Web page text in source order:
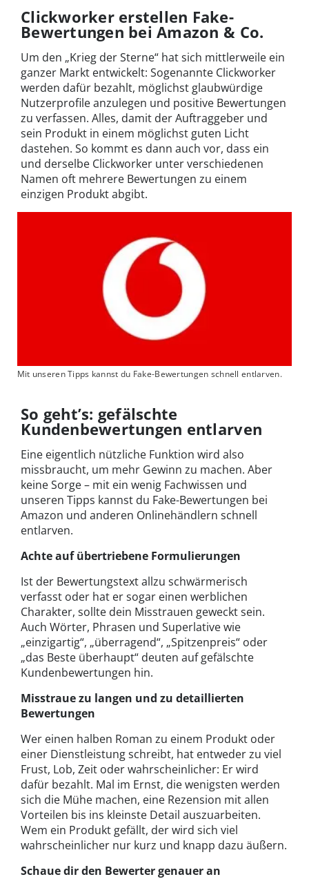
Clickworker erstellen Fake-
Bewertungen bei Amazon & Co.
Um den „Krieg der Sterne“ hat sich mittlerweile ein
ganzer Markt entwickelt: Sogenannte Clickworker
werden dafür bezahlt, möglichst glaubwürdige
Nutzerprofile anzulegen und positive Bewertungen
zu verfassen. Alles, damit der Auftraggeber und
sein Produkt in einem möglichst guten Licht
dastehen. So kommt es dann auch vor, dass ein
und derselbe Clickworker unter verschiedenen
Namen oft mehrere Bewertungen zu einem
einzigen Produkt abgibt.
Mit unseren Tipps kannst du Fake-Bewertungen schnell entlarven.
So geht’s: gefälschte
Kundenbewertungen entlarven
Eine eigentlich nützliche Funktion wird also
missbraucht, um mehr Gewinn zu machen. Aber
keine Sorge – mit ein wenig Fachwissen und
unseren Tipps kannst du Fake-Bewertungen bei
Amazon und anderen Onlinehändlern schnell
entlarven.
Achte auf übertriebene Formulierungen
Ist der Bewertungstext allzu schwärmerisch
verfasst oder hat er sogar einen werblichen
Charakter, sollte dein Misstrauen geweckt sein.
Auch Wörter, Phrasen und Superlative wie
„einzigartig“, „überragend“, „Spitzenpreis“ oder
„das Beste überhaupt“ deuten auf gefälschte
Kundenbewertungen hin.
Misstraue zu langen und zu detaillierten
Bewertungen
Wer einen halben Roman zu einem Produkt oder
einer Dienstleistung schreibt, hat entweder zu viel
Frust, Lob, Zeit oder wahrscheinlicher: Er wird
dafür bezahlt. Mal im Ernst, die wenigsten werden
sich die Mühe machen, eine Rezension mit allen
Vorteilen bis ins kleinste Detail auszuarbeiten.
Wem ein Produkt gefällt, der wird sich viel
wahrscheinlicher nur kurz und knapp dazu äußern.
Schaue dir den Bewerter genauer an